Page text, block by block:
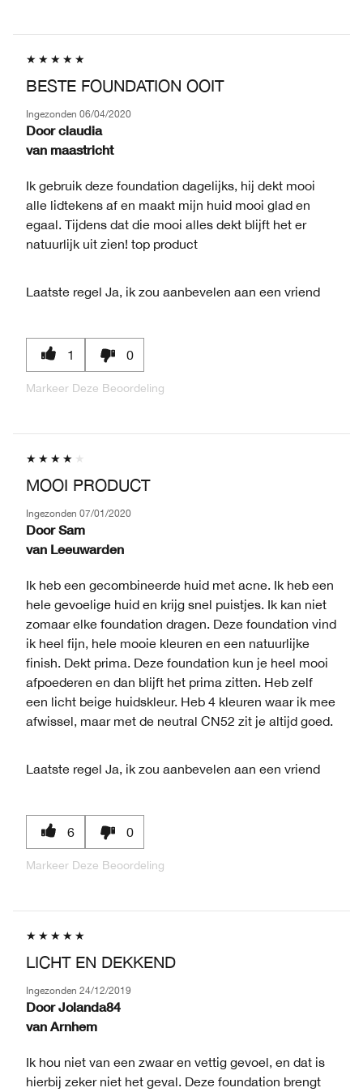
BESTE FOUNDATION OOIT
Ingezonden 06/04/2020
Door claudia
van maastricht
Ik gebruik deze foundation dagelijks, hij dekt mooi
alle lidtekens af en maakt mijn huid mooi glad en
egaal. Tijdens dat die mooi alles dekt blijft het er
natuurlijk uit zien! top product
Laatste regel Ja, ik zou aanbevelen aan een vriend
1 0
Markeer Deze Beoordeling
MOOI PRODUCT
Ingezonden 07/01/2020
Door Sam
van Leeuwarden
Ik heb een gecombineerde huid met acne. Ik heb een
hele gevoelige huid en krijg snel puistjes. Ik kan niet
zomaar elke foundation dragen. Deze foundation vind
ik heel fijn, hele mooie kleuren en een natuurlijke
finish. Dekt prima. Deze foundation kun je heel mooi
afpoederen en dan blijft het prima zitten. Heb zelf
een licht beige huidskleur. Heb 4 kleuren waar ik mee
afwissel, maar met de neutral CN52 zit je altijd goed.
Laatste regel Ja, ik zou aanbevelen aan een vriend
6 0
Markeer Deze Beoordeling
LICHT EN DEKKEND
Ingezonden 24/12/2019
Door Jolanda84
van Arnhem
Ik hou niet van een zwaar en vettig gevoel, en dat is
hierbij zeker niet het geval. Deze foundation brengt